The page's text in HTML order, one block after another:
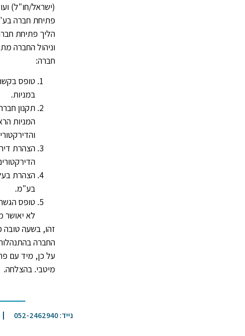
(ישראל/חו"ל)
פתיחת חברה
הליך פתיחת
וניהול החברה
חברה:
טופס
במניות.
תקנון
המניות
הצהרת
הצהרת
בע"מ.
טופס
לא יאושר
זהו, בשעה
החברה
על כן, מיד עם
מיטבי. בהצלחה.
נייד: 052-2462940